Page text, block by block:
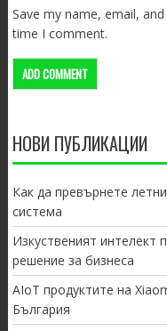
Save my name, email,
time I comment.
НОВИ ПУБЛИКАЦИИ
Как да превърнете
система
Изкуственият интелект
решение за бизнеса
AIoT продуктите на
България